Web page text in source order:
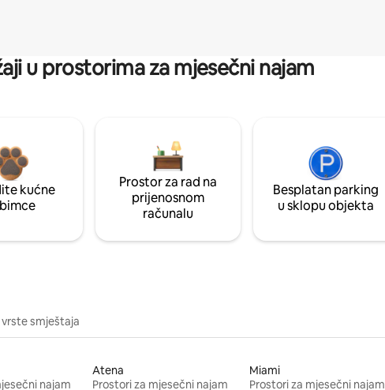
u prostorima za mjesečni najam
kućne
Prostor za rad na
prijenosnom
računalu
Besplatan parking
u sklopu objekta
smještaja
najam
Atena
Prostori za mjesečni najam
Miami
Prostori za mjesečni najam